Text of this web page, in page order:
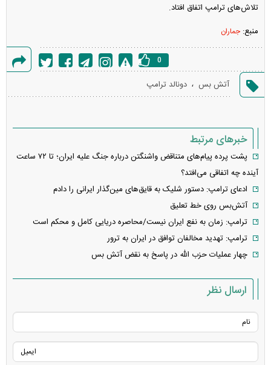
تلاش‌های ترامپ اتفاق افتاد.
منبع: جماران
خطا
0
آتش بس ، دونالد ترامپ
خبرهای مرتبط
پشت پرده پیام‌های متناقض واشنگتن درباره جنگ علیه ایران؛ تا ۷۲ ساعت
آینده چه اتفاقی می‌افتد؟
ادعای ترامپ: دستور شلیک به قایق‌های مین‌گذار ایرانی را دادم
آتش‌بس روی خط تعلیق
ترامپ: زمان به نفع ایران نیست/محاصره دریایی کامل و محکم است
ترامپ: تهدید مخالفان توافق در ایران به ترور
چهار عملیات حزب الله در پاسخ به نقض آتش بس
ارسال نظر